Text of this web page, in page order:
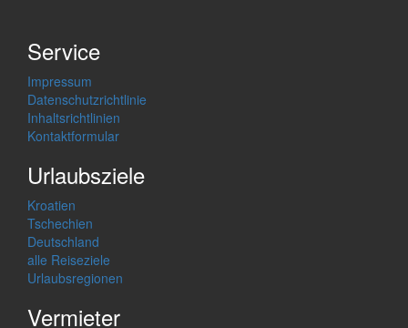
Service
Impressum
Datenschutzrichtlinie
Inhaltsrichtlinien
Kontaktformular
Urlaubsziele
Kroatien
Tschechien
Deutschland
alle Reiseziele
Urlaubsregionen
Vermieter